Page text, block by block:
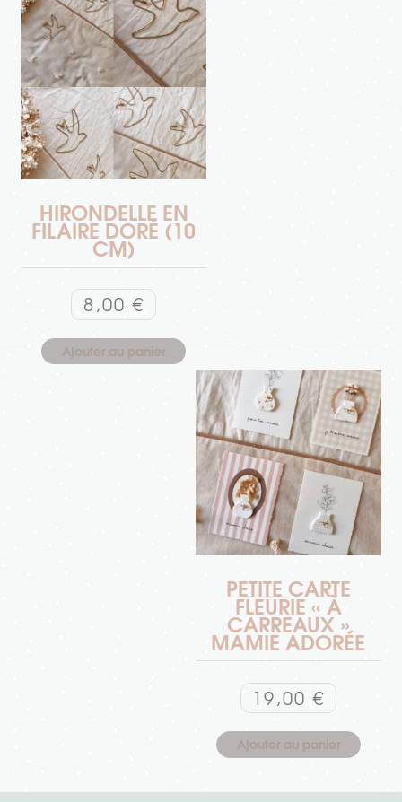
HIRONDELLE EN
FILAIRE DORÉ (10
CM)
8,00€
Ajouter au panier
PETITE CARTE
FLEURIE « À
CARREAUX »
MAMIE ADORÉE
19,00€
Ajouter au panier